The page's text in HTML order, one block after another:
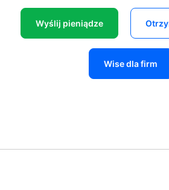
Wyślij pieniądze
Wise dla firm